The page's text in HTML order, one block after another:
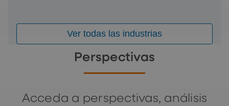
Ver todas las industrias
Perspectivas
Acceda a perspectivas, análisis